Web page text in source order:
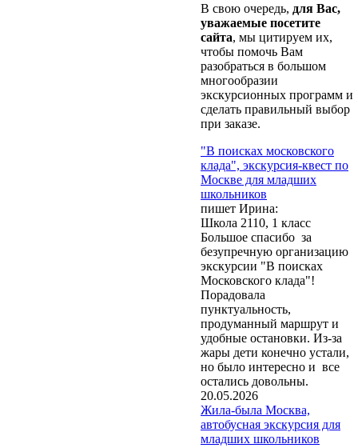
В свою очередь, для Вас,
уважаемые посетите
сайта, мы цитируем их,
чтобы помочь Вам
разобраться в большом
многообразии
экскурсионных программ и
сделать правильный выбор
при заказе.
"В поисках московского
клада", экскурсия-квест по
Москве для младших
школьников
пишет Ирина:
Школа 2110, 1 класс
Большое спасибо за
безупречную организацию
экскурсии "В поисках
Московского клада"!
Порадовала
пунктуальность,
продуманный маршрут и
удобные остановки. Из-за
жары дети конечно устали,
но было интересно и все
остались довольны.
20.05.2026
Жила-была Москва,
автобусная экскурсия для
младших школьников